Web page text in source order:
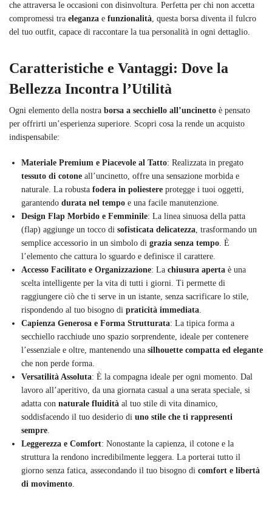
che attraversa le occasioni con disinvoltura. Perfetta per chi non accetta
compromessi tra eleganza e funzionalità, questa borsa diventa il fulcro
del tuo outfit, capace di raccontare la tua personalità in ogni dettaglio.
Caratteristiche e Vantaggi: Dove la
Bellezza Incontra l’Utilità
Ogni elemento della nostra borsa a secchiello all’uncinetto è pensato
per offrirti un’esperienza superiore. Scopri cosa la rende un acquisto
indispensabile:
Materiale Premium e Piacevole al Tatto: Realizzata in pregato
tessuto di cotone all’uncinetto, offre una sensazione morbida e
naturale. La robusta fodera in poliestere protegge i tuoi oggetti,
garantendo durata nel tempo e una facile manutenzione.
Design Flap Morbido e Femminile: La linea sinuosa della patta
(flap) aggiunge un tocco di sofisticata delicatezza , trasformando un
semplice accessorio in un simbolo di grazia senza tempo . È
l’elemento che cattura lo sguardo e definisce il carattere.
Accesso Facilitato e Organizzazione: La chiusura aperta è una
scelta intelligente per la vita di tutti i giorni. Ti permette di
raggiungere ciò che ti serve in un istante, senza sacrificare lo stile,
rispondendo al tuo bisogno di praticità immediata
Capienza Generosa e Forma Strutturata: La tipica forma a
secchiello racchiude uno spazio sorprendente, ideale per contenere
l’essenziale e oltre, mantenendo una silhouette compatta ed elegante
che non perde forma.
Versatilità Assoluta: È la compagna ideale per ogni momento. Dal
lavoro all’aperitivo, da una giornata casual a una serata speciale, si
adatta con naturale fluidità al tuo stile di vita dinamico,
soddisfacendo il tuo desiderio di uno stile che ti rappresenti
sempre
Leggerezza e Comfort: Nonostante la capienza, il cotone e la
struttura la rendono incredibilmente leggera. La porterai tutto il
giorno senza fatica, assecondando il tuo bisogno di comfort e libertà
di movimento